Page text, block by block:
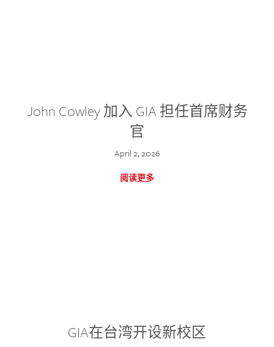
John Cowley 加入 GIA 担任首席财务
官
April 2, 2026
阅读更多
GIA在台湾开设新校区